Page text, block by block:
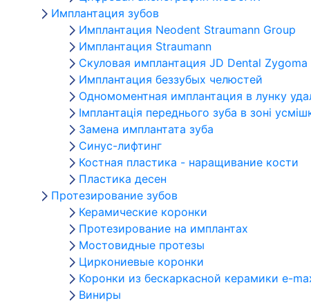
Имплантация зубов
Имплантация Neodent Straumann Group
Имплантация Straumann
Скуловая имплантация JD Dental Zygoma
Имплантация беззубых челюстей
Одномоментная имплантация в лунку
Імплантація переднього зуба в зоні
Замена имплантата зуба
Синус-лифтинг
Костная пластика - наращивание кости
Пластика десен
Протезирование зубов
Керамические коронки
Протезирование на имплантах
Мостовидные протезы
Циркониевые коронки
Коронки из бескаркасной керамики e-
Виниры